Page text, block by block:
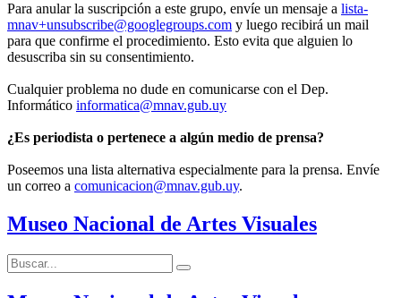
Para anular la suscripción a este grupo, envíe un mensaje a lista-
mnav+unsubscribe@googlegroups.com y luego recibirá un mail
para que confirme el procedimiento. Esto evita que alguien lo
desuscriba sin su consentimiento.
Cualquier problema no dude en comunicarse con el Dep.
Informático informatica@mnav.gub.uy
¿Es periodista o pertenece a algún medio de prensa?
Poseemos una lista alternativa especialmente para la prensa. Envíe
un correo a comunicacion@mnav.gub.uy.
Museo Nacional de Artes Visuales
Buscar:
Buscar